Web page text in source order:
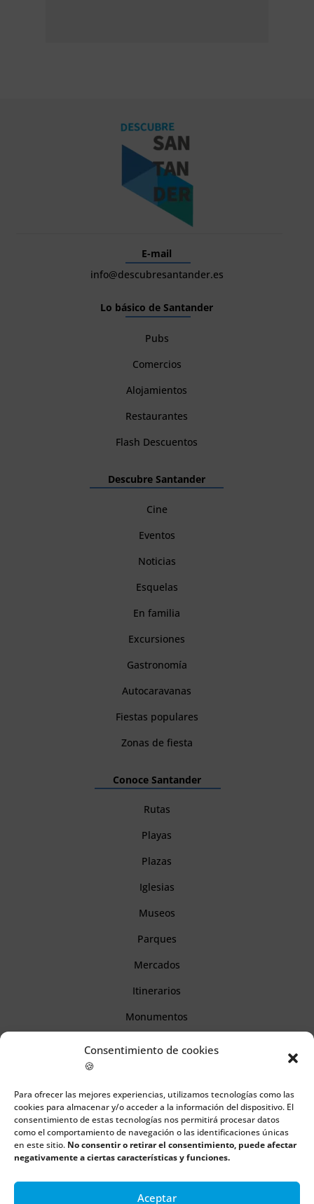
Consentimiento de cookies
🍪
Para ofrecer las mejores experiencias, utilizamos tecnologías como las
cookies para almacenar y/o acceder a la información del dispositivo. El
consentimiento de estas tecnologías nos permitirá procesar datos
como el comportamiento de navegación o las identificaciones únicas
en este sitio. No consentir o retirar el consentimiento, puede afectar
negativamente a ciertas características y funciones.
Aceptar
E-mail
info@descubresantander.es
Lo básico de Santander
Pubs
Comercios
Alojamientos
Restaurantes
Flash Descuentos
Descubre Santander
Cine
Eventos
Noticias
Esquelas
En familia
Excursiones
Gastronomía
Autocaravanas
Fiestas populares
Zonas de fiesta
Conoce Santander
Rutas
Playas
Plazas
Iglesias
Museos
Parques
Mercados
Itinerarios
Monumentos
Información
Aviso legal
Política de cookies
Política de privacidad